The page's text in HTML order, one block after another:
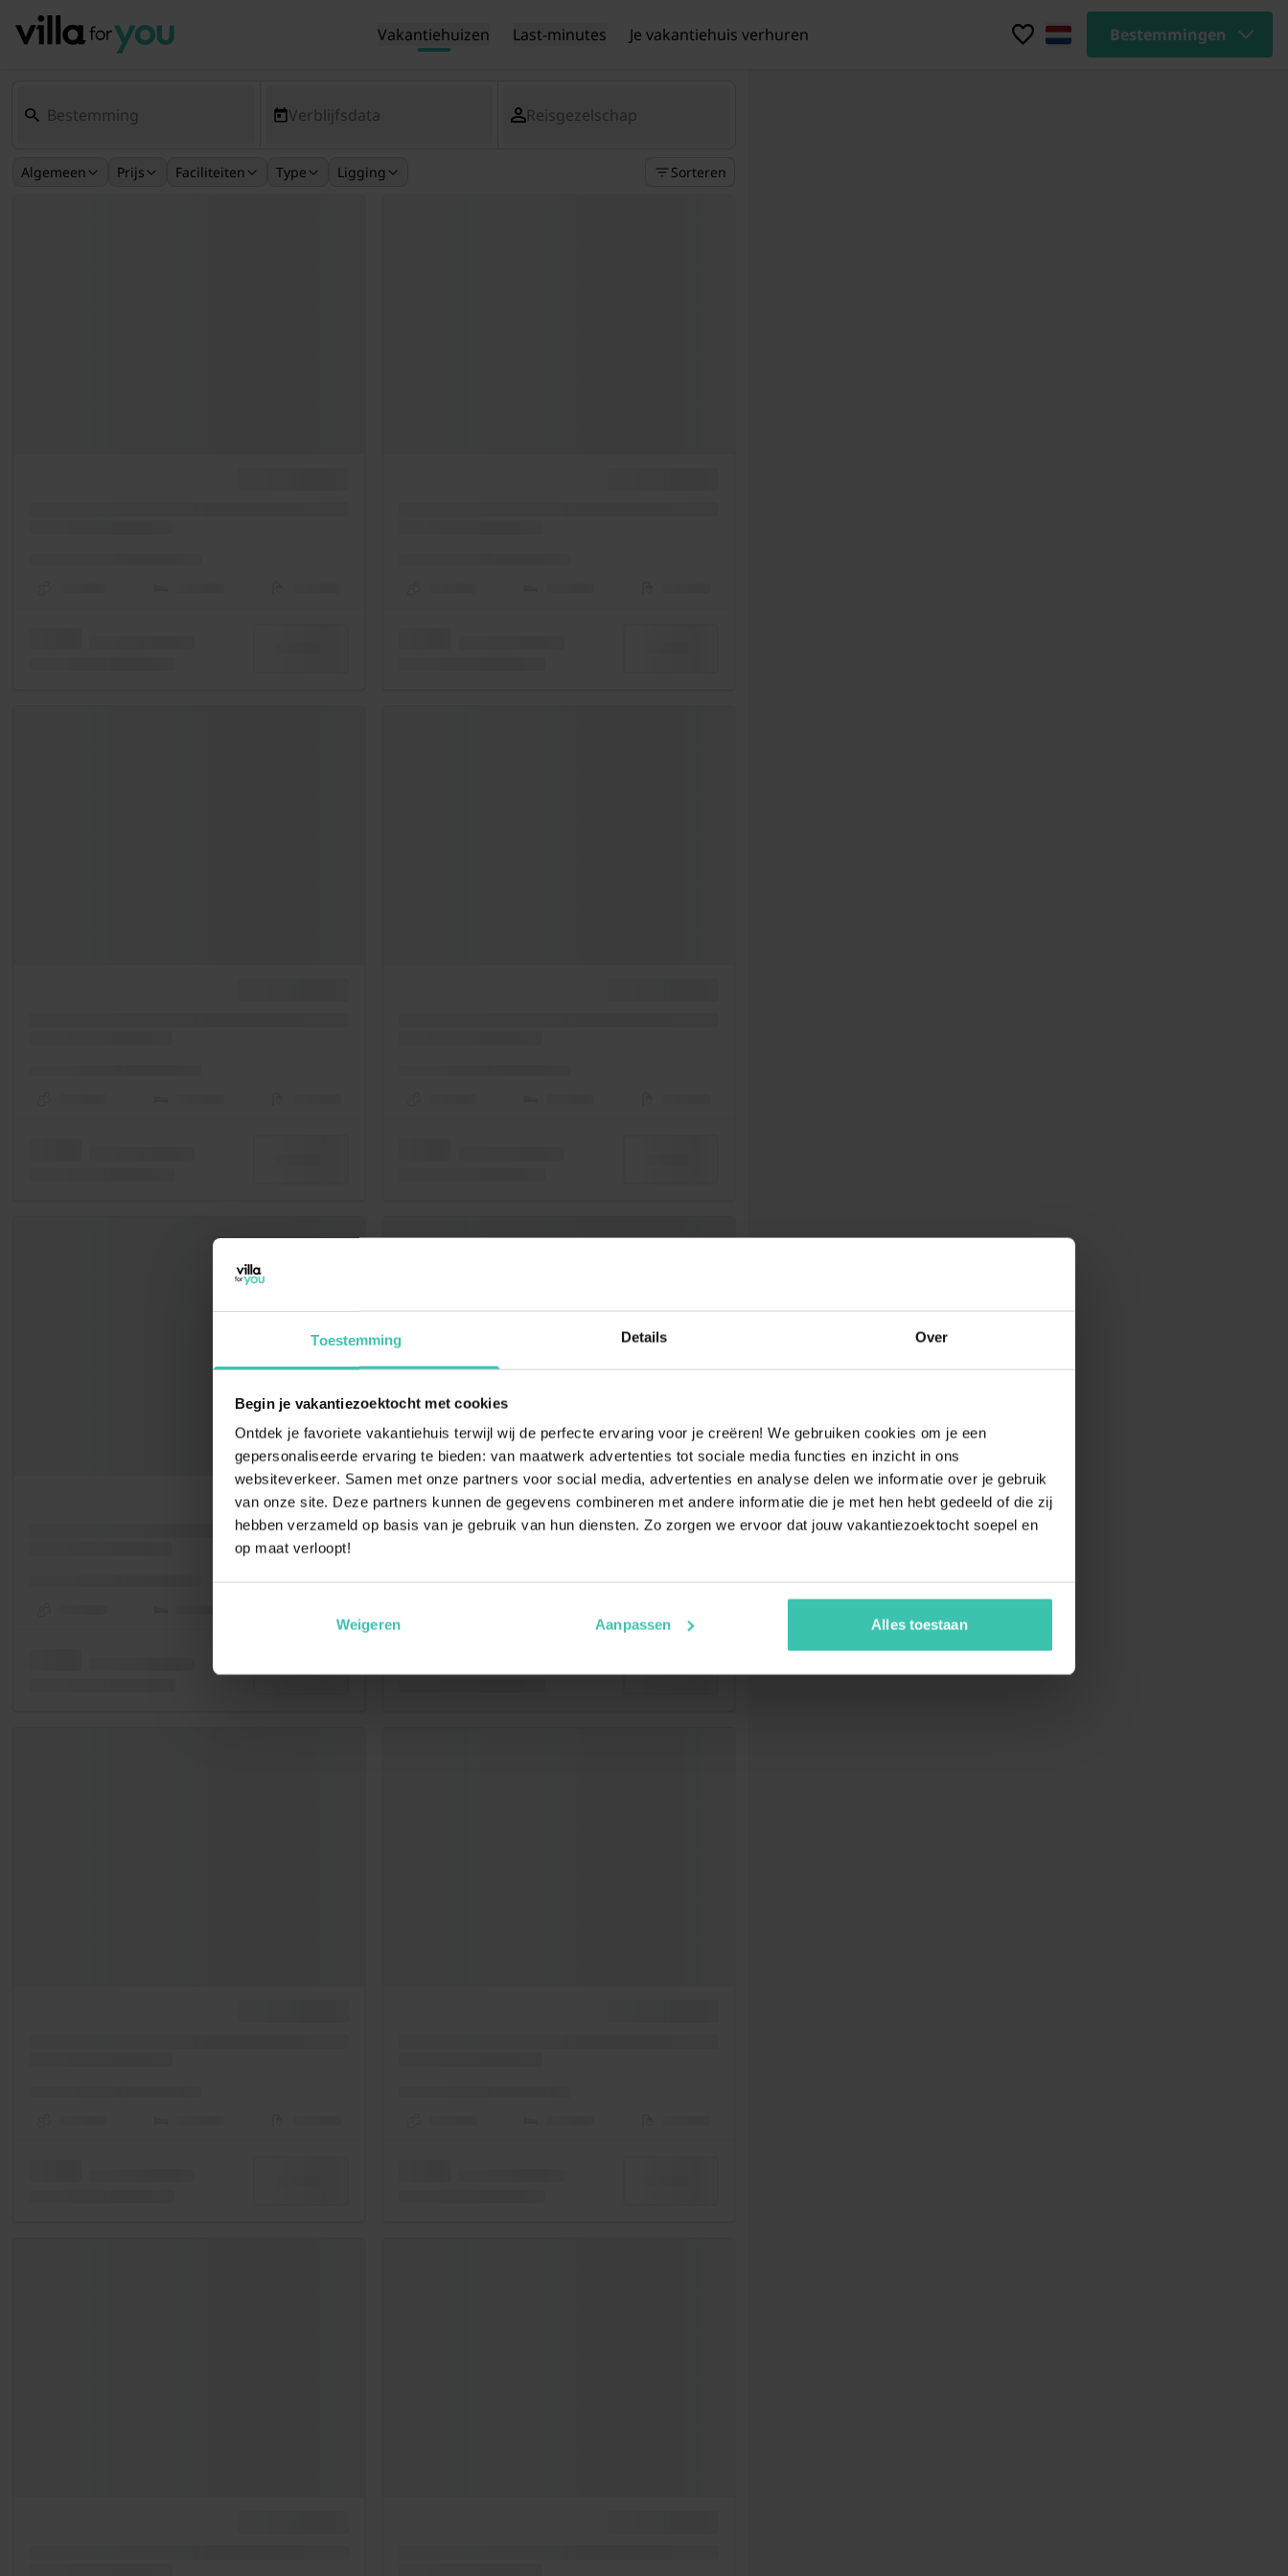
Toestemming Details Over
Begin je vakantiezoektocht met cookies
Ontdek je favoriete vakantiehuis terwijl wij de perfecte ervaring voor je creëren! We gebruiken cookies om je een
gepersonaliseerde ervaring te bieden: van maatwerk advertenties tot sociale media functies en inzicht in ons
websiteverkeer. Samen met onze partners voor social media, advertenties en analyse delen we informatie over je gebruik
van onze site. Deze partners kunnen de gegevens combineren met andere informatie die je met hen hebt gedeeld of die zij
hebben verzameld op basis van je gebruik van hun diensten. Zo zorgen we ervoor dat jouw vakantiezoektocht soepel en
op maat verloopt!
Weigeren Aanpassen Alles toestaan
Vakantiehuizen Last-minutes Je vakantiehuis verhuren Bestemmingen
Verblijfsdata Reisgezelschap
Algemeen Prijs Faciliteiten Type Ligging Sorteren